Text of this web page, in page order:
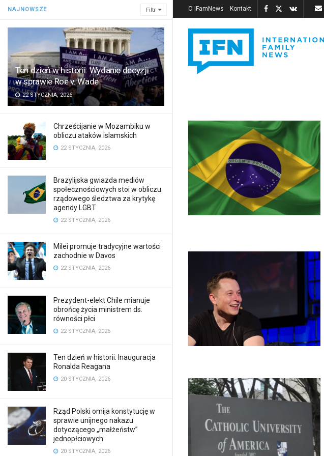
NAJNOWSZE Filtr
Ten dzień w historii: Wydanie decyzji
w sprawie Roe v. Wade
22 STYCZNIA, 2026
Chrześcijanie w Mozambiku w
obliczu ataków islamskich
22 STYCZNIA, 2026
Brazylijska gwiazda mediów
społecznościowych stoi w obliczu
rządowego śledztwa za krytykę
agendy LGBT
22 STYCZNIA, 2026
Milei promuje tradycyjne wartości
zachodnie w Davos
22 STYCZNIA, 2026
Prezydent-elekt Chile mianuje
obrońcę życia ministrem ds.
równości płci
22 STYCZNIA, 2026
Ten dzień w historii: Inauguracja
Ronalda Reagana
20 STYCZNIA, 2026
Rząd Polski omija konstytucję w
sprawie unijnego nakazu
dotyczącego „małżeństw”
jednopłciowych
20 STYCZNIA, 2026
O iFamNews Kontakt